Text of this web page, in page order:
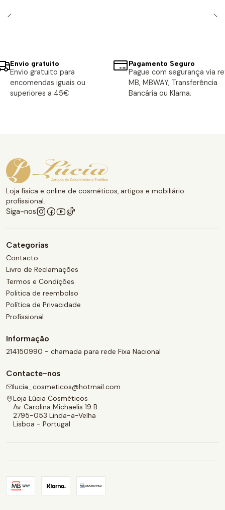
Envio gratuito
Envio gratuito para
encomendas iguais ou
superiores a 45€
Pagamento Seguro
Pague com segurança via
MB, MBWAY, Transferência
Bancária ou Klarna.
Loja física e online de cosméticos, artigos e mobiliário
profissional.
Siga-nos
Categorias
Contacto
Livro de Reclamações
Termos e Condições
Politica de reembolso
Política de Privacidade
Profissional
Informação
214150990 - chamada para rede Fixa Nacional
Contacte-nos
lucia_cosmeticos@hotmail.com
Loja Lúcia Cosméticos
Av. Carolina Michaelis 19 B
2795-053 Linda-a-Velha
Lisboa - Portugal